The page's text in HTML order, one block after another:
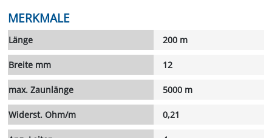
MERKMALE
Länge 200 m
Breite mm 12
max. Zaunlänge 5000 m
Widerst. Ohm/m 0,21